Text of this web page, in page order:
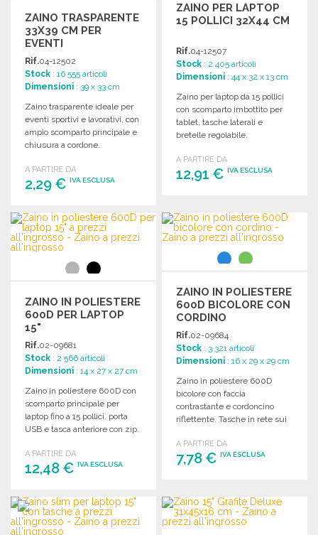
ZAINO TRASPARENTE
33X39 CM PER
EVENTI
Rif.04-12502
Stock : 16 555 articoli
Dimensioni : 39 x 33 cm
Zaino trasparente ideale per
eventi sportivi e lavorativi, con
ampio scomparto principale e
chiusura a cordone.
A PARTIRE DA
2,29 € IVA ESCLUSA
ORDINARE
Richiedi un preventivo
ZAINO PER LAPTOP
15 POLLICI 32X44 CM
Rif.04-12507
Stock : 2 405 articoli
Dimensioni : 44 x 32 x 13 cm
Zaino per laptop da 15 pollici
con scomparto imbottito per
tablet, tasche laterali e
bretelle regolabile.
A PARTIRE DA
12,91 €IVA ESCLUSA
Richiedi un preventivo
ZAINO IN POLIESTERE
600D PER LAPTOP
15"
Rif.02-09681
Stock : 2 566 articoli
Dimensioni : 14 x 27 x 27 cm
Zaino in poliestere 600D con
scomparto principale per
laptop fino a 15 pollici, porta
USB e tasca anteriore con zip.
A PARTIRE DA
12,48 € IVA ESCLUSA
ORDINARE
Richiedi un preventivo
ZAINO IN POLIESTERE
600D BICOLORE CON
CORDINO
Rif.02-09684
Stock : 3 321 articoli
Dimensioni : 16 x 29 x 29 cm
Zaino in poliestere 600D
bicolore con faccia
contrastante e cordoncino
riflettente. Tasche in rete sui
A PARTIRE DA
7,78 €IVA ESCLUSA
Richiedi un preventivo